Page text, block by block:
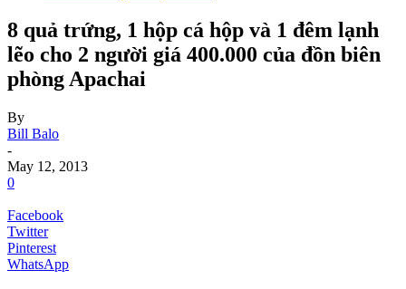
8 quả trứng, 1 hộp cá hộp và 1 đêm lạnh
lẽo cho 2 người giá 400.000 của đồn biên
phòng Apachai
By
Bill Balo
-
May 12, 2013
0
Facebook
Twitter
Pinterest
WhatsApp